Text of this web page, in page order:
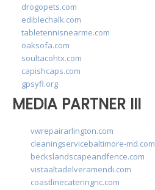
drogopets.com
ediblechalk.com
tabletennisnearme.com
oaksofa.com
soultacohtx.com
capishcaps.com
gpsyfl.org
MEDIA PARTNER III
vwrepairarlington.com
cleaningservicebaltimore-md.com
beckslandscapeandfence.com
vistaaltadelveramendi.com
coastlinecateringnc.com